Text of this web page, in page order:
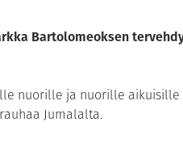
Bartolomeoksen
nuorille ja nuorille
Jumalalta.